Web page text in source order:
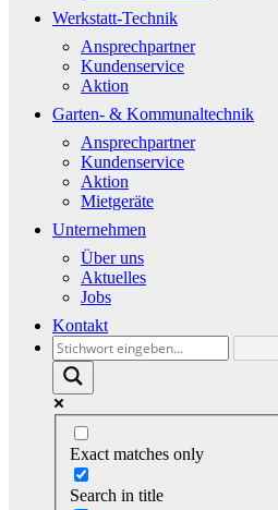
Werkstatt-Technik
Ansprechpartner
Kundenservice
Aktion
Garten- & Kommunaltechnik
Ansprechpartner
Kundenservice
Aktion
Mietgeräte
Unternehmen
Über uns
Aktuelles
Jobs
Kontakt
Exact matches only
Search in title